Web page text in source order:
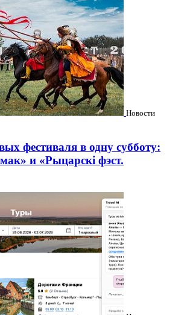
Новости
фестиваля в одну субботу:
и «Рыцарскі фэст.